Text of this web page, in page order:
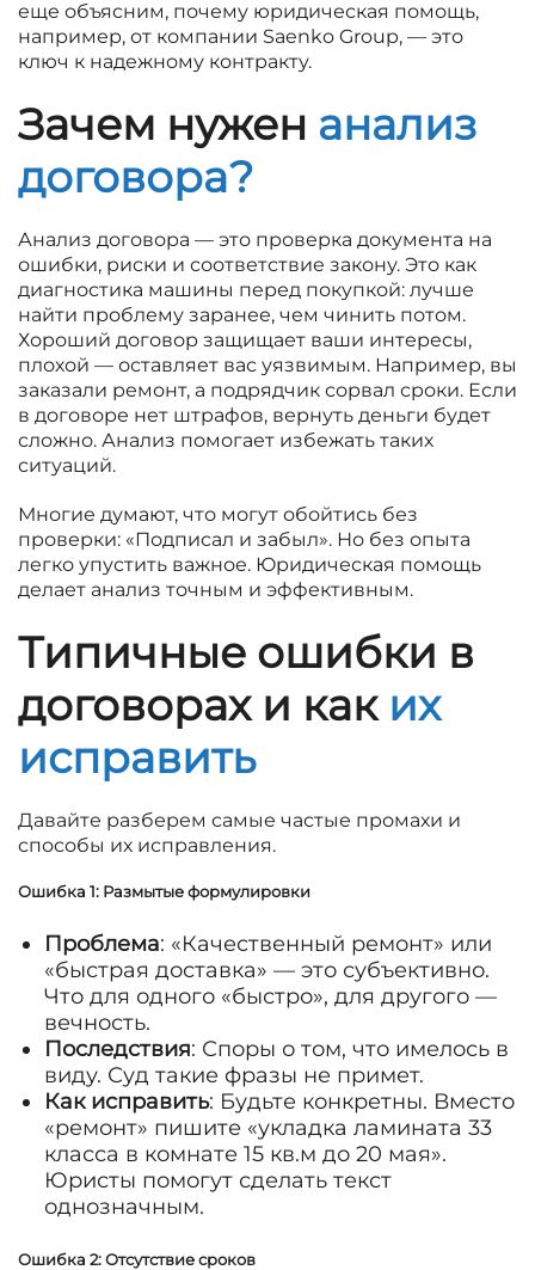
еще объясним, почему юридическая помощь,
например, от компании Saenko Group, — это
ключ к надежному контракту.
Зачем нужен анализ
договора?
Анализ договора — это проверка документа на
ошибки, риски и соответствие закону. Это как
диагностика машины перед покупкой: лучше
найти проблему заранее, чем чинить потом.
Хороший договор защищает ваши интересы,
плохой — оставляет вас уязвимым. Например, вы
заказали ремонт, а подрядчик сорвал сроки. Если
в договоре нет штрафов, вернуть деньги будет
сложно. Анализ помогает избежать таких
ситуаций.
Многие думают, что могут обойтись без
проверки: «Подписал и забыл». Но без опыта
легко упустить важное. Юридическая помощь
делает анализ точным и эффективным.
Типичные ошибки в
договорах и каких
исправить
Давайте разберем самые частые промахи и
способы их исправления.
Ошибка 1: Размытые формулировки
Проблема: «Качественный ремонт» или
«быстрая доставка» — это субъективно.
Что для одного «быстро», для другого —
вечность.
Последствия: Споры о том, что имелось в
виду. Суд такие фразы не примет.
Как исправить: Будьте конкретны. Вместо
«ремонт» пишите «укладка ламината 33
класса в комнате 15 кв.м до 20 мая».
Юристы помогут сделать текст
однозначным.
Ошибка 2: Отсутствие сроков